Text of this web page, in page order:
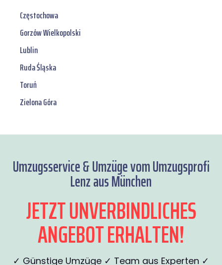
Częstochowa
Gorzów Wielkopolski
Lublin
Ruda Śląska
Toruń
Zielona Góra
Umzugsservice & Umzüge vom Umzugsprofi
Lenz aus München
JETZT UNVERBINDLICHES
ANGEBOT ERHALTEN!
✓ Günstige Umzüge ✓ Team aus Experten ✓